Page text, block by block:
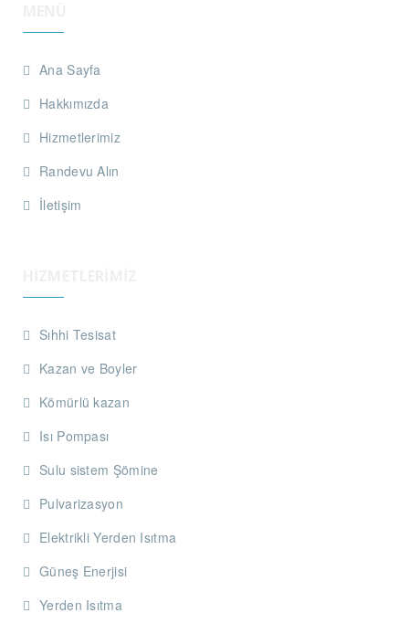
Ana Sayfa
Hakkımızda
Hizmetlerimiz
Randevu Alın
İletişim
Sıhhi Tesisat
Kazan ve Boyler
Kömürlü kazan
Isı Pompası
Sulu sistem Şömine
Pulvarizasyon
Elektrikli Yerden Isıtma
Güneş Enerjisi
Yerden Isıtma